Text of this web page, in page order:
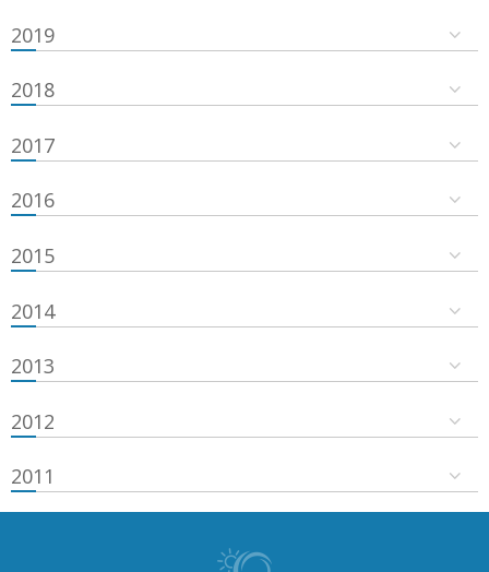
2019
2018
2017
2016
2015
2014
2013
2012
2011